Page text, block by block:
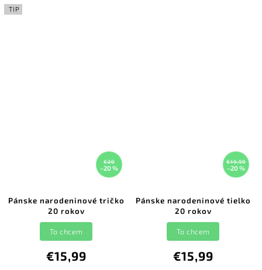
TIP
€20
–20 %
Pánske narodeninové tričko
20 rokov
€15,99
To chcem
€19,99
–20 %
Pánske narodeninové tielko
20 rokov
€15,99
To chcem